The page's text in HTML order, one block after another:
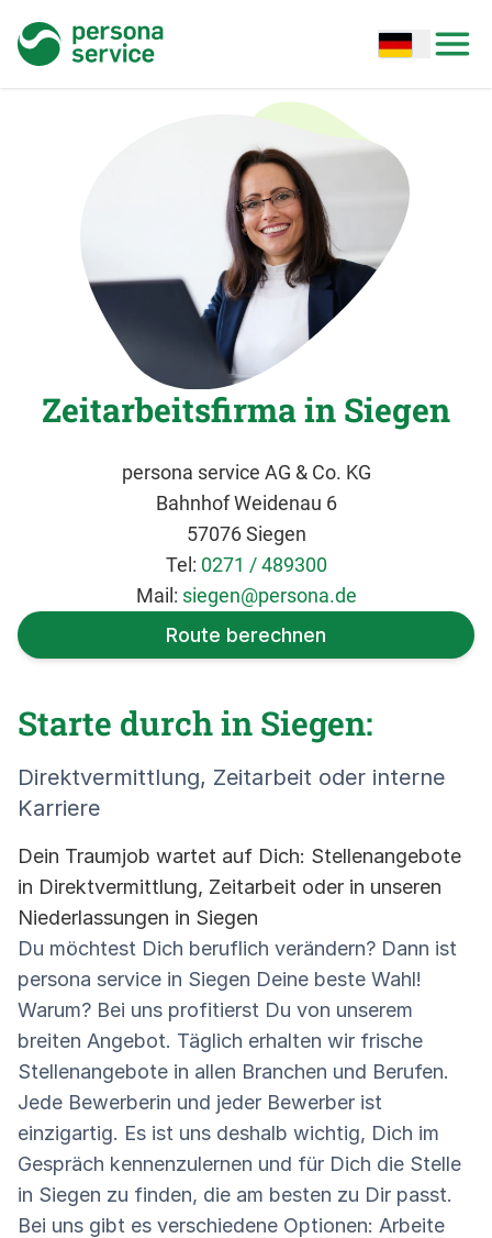
persona service Open options
Zeitarbeitsfirma in Siegen
persona service AG & Co. KG
Bahnhof Weidenau 6
57076 Siegen
Tel: 0271 / 489300
Mail: siegen@persona.de
Route berechnen
Starte durch in Siegen:
Direktvermittlung, Zeitarbeit oder interne
Karriere
Dein Traumjob wartet auf Dich: Stellenangebote
in Direktvermittlung, Zeitarbeit oder in unseren
Niederlassungen in Siegen
Du möchtest Dich beruflich verändern? Dann ist
persona service in Siegen Deine beste Wahl!
Warum? Bei uns profitierst Du von unserem
breiten Angebot. Täglich erhalten wir frische
Stellenangebote in allen Branchen und Berufen.
Jede Bewerberin und jeder Bewerber ist
einzigartig. Es ist uns deshalb wichtig, Dich im
Gespräch kennenzulernen und für Dich die Stelle
in Siegen zu finden, die am besten zu Dir passt.
Bei uns gibt es verschiedene Optionen: Arbeite